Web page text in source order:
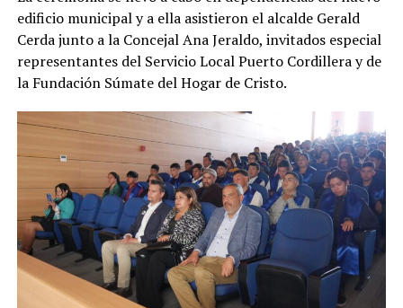
edificio municipal y a ella asistieron el alcalde Gerald
Cerda junto a la Concejal Ana Jeraldo, invitados especial
representantes del Servicio Local Puerto Cordillera y de
la Fundación Súmate del Hogar de Cristo.